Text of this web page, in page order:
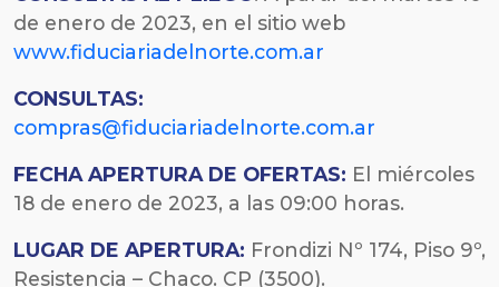
de enero de 2023, en el sitio web
www.fiduciariadelnorte.com.ar
CONSULTAS:
compras@fiduciariadelnorte.com.ar
FECHA APERTURA DE OFERTAS: El miércoles
18 de enero de 2023, a las 09:00 horas.
LUGAR DE APERTURA: Frondizi Nº 174, Piso 9º,
Resistencia – Chaco. CP (3500).